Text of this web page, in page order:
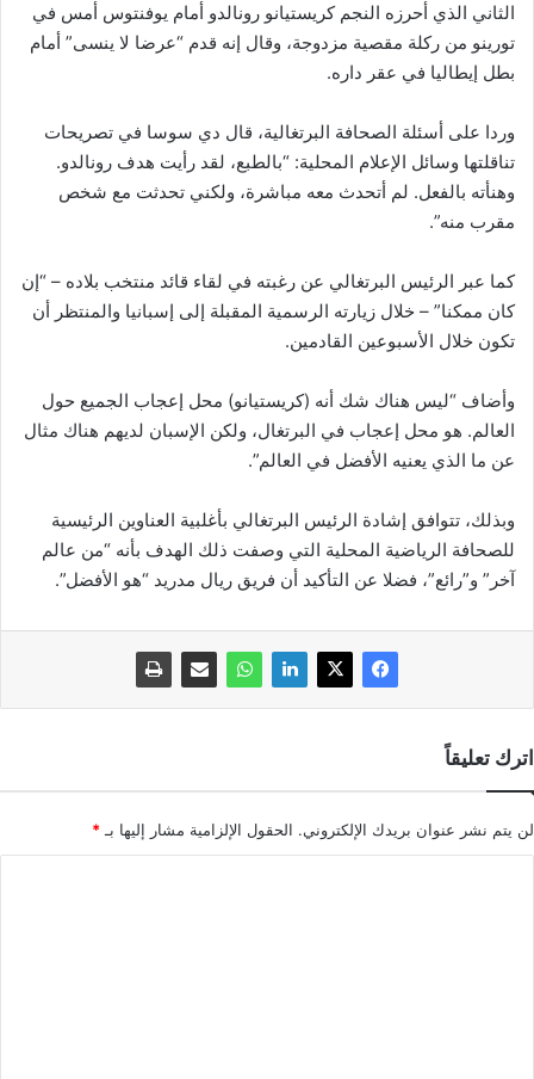
الثاني الذي أحرزه النجم كريستيانو رونالدو أمام يوفنتوس أمس في
تورينو من ركلة مقصية مزدوجة، وقال إنه قدم “عرضا لا ينسى” أمام
بطل إيطاليا في عقر داره.
وردا على أسئلة الصحافة البرتغالية، قال دي سوسا في تصريحات
تناقلتها وسائل الإعلام المحلية: “بالطبع، لقد رأيت هدف رونالدو.
وهنأته بالفعل. لم أتحدث معه مباشرة، ولكني تحدثت مع شخص
مقرب منه”.
كما عبر الرئيس البرتغالي عن رغبته في لقاء قائد منتخب بلاده – “إن
كان ممكنا” – خلال زيارته الرسمية المقبلة إلى إسبانيا والمنتظر أن
تكون خلال الأسبوعين القادمين.
وأضاف “ليس هناك شك أنه (كريستيانو) محل إعجاب الجميع حول
العالم. هو محل إعجاب في البرتغال، ولكن الإسبان لديهم هناك مثال
عن ما الذي يعنيه الأفضل في العالم”.
وبذلك، تتوافق إشادة الرئيس البرتغالي بأغلبية العناوين الرئيسية
للصحافة الرياضية المحلية التي وصفت ذلك الهدف بأنه “من عالم
آخر” و”رائع”، فضلا عن التأكيد أن فريق ريال مدريد “هو الأفضل”.
اترك تعليقاً
لن يتم نشر عنوان بريدك الإلكتروني. الحقول الإلزامية مشار إليها بـ *